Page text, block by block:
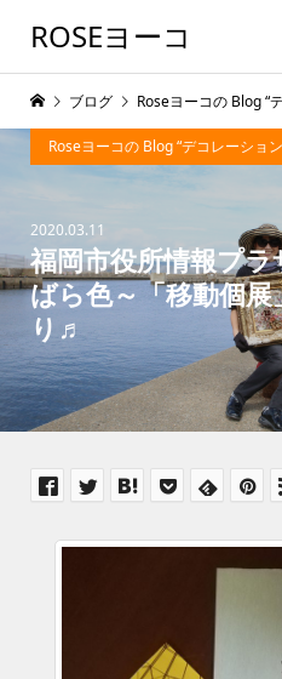
ROSEヨーコ
2020.03.11
福岡市役所情報プ
ばら色～「移動個
り♬
Roseヨーコの Blog “デコレーショ
ブログ Roseヨーコの Blog “